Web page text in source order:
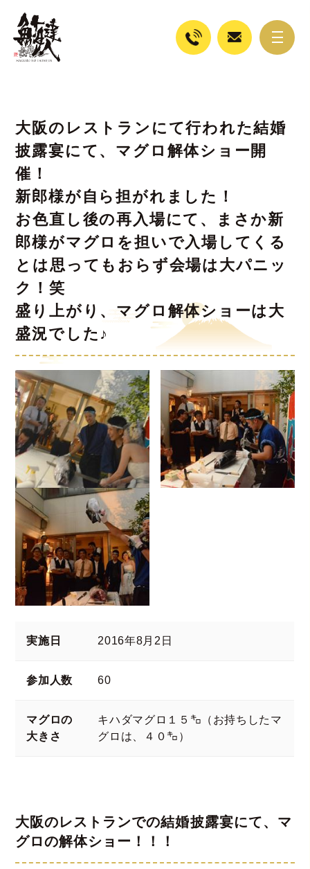
大阪のレストランにて行われた結婚
披露宴にて、マグロ解体ショー開
催！
新郎様が自ら担がれました！
お色直し後の再入場にて、まさか新
郎様がマグロを担いで入場してくる
とは思ってもおらず会場は大パニッ
ク！笑
盛り上がり、マグロ解体ショーは大
盛況でした♪
実施日 2016年8月2日
参加人数 60
マグロの
大きさ
キハダマグロ１５㌔（お持ちしたマ
グロは、４０㌔）
大阪のレストランでの結婚披露宴にて、マ
グロの解体ショー！！！